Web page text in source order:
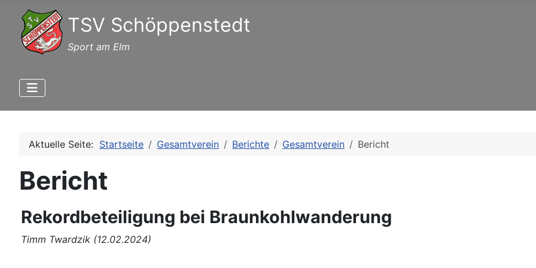
TSV Schöppenstedt
Sport am Elm
Aktuelle Seite: Startseite Gesamtverein Berichte Gesamtverein Bericht
Bericht
Rekordbeteiligung bei Braunkohlwanderung
Timm Twardzik (12.02.2024)